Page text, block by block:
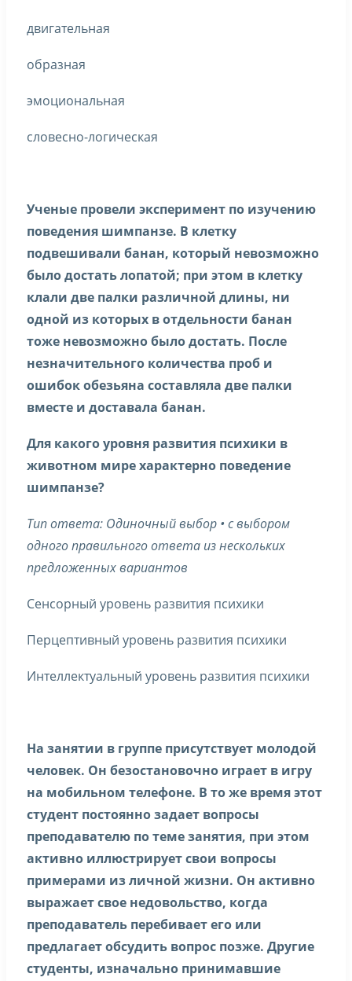
двигательная
образная
эмоциональная
словесно-логическая
Ученые провели эксперимент по изучению
поведения шимпанзе. В клетку
подвешивали банан, который невозможно
было достать лопатой; при этом в клетку
клали две палки различной длины, ни
одной из которых в отдельности банан
тоже невозможно было достать. После
незначительного количества проб и
ошибок обезьяна составляла две палки
вместе и доставала банан.
Для какого уровня развития психики в
животном мире характерно поведение
шимпанзе?
Тип ответа: Одиночный выбор • с выбором
одного правильного ответа из нескольких
предложенных вариантов
Сенсорный уровень развития психики
Перцептивный уровень развития психики
Интеллектуальный уровень развития психики
На занятии в группе присутствует молодой
человек. Он безостановочно играет в игру
на мобильном телефоне. В то же время этот
студент постоянно задает вопросы
преподавателю по теме занятия, при этом
активно иллюстрирует свои вопросы
примерами из личной жизни. Он активно
выражает свое недовольство, когда
преподаватель перебивает его или
предлагает обсудить вопрос позже. Другие
студенты, изначально принимавшие